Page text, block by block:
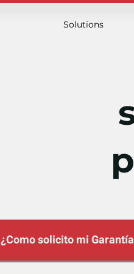
Solutions
¿Como solicito mi